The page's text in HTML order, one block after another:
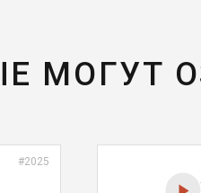
МОГУТ
#2025